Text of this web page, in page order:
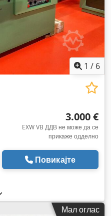
1 / 6
3.000 €
EXW VB ДДВ не може да се
прикаже одделно
Повикајте
Мал оглас